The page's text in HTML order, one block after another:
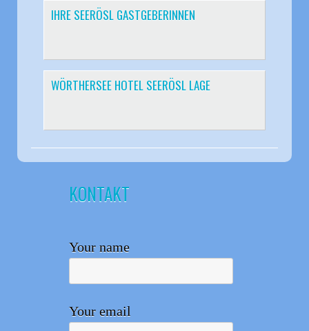
IHRE SEERÖSL GASTGEBERINNEN
WÖRTHERSEE HOTEL SEERÖSL LAGE
KONTAKT
Your name
Your email